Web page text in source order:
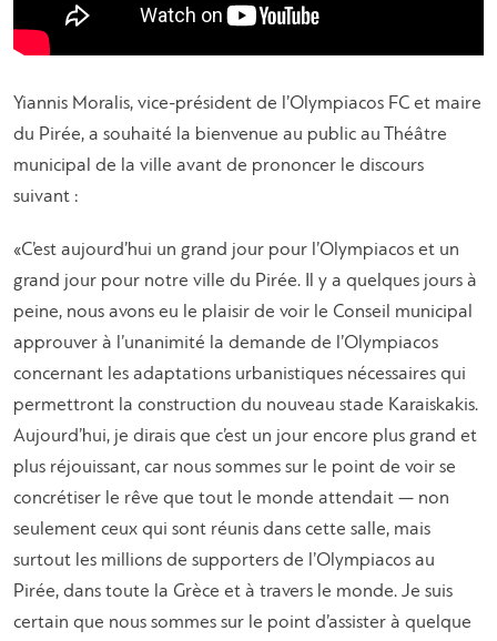
Yiannis Moralis, vice-président de l’Olympiacos FC et maire
du Pirée, a souhaité la bienvenue au public au Théâtre
municipal de la ville avant de prononcer le discours
suivant :
«C’est aujourd’hui un grand jour pour l’Olympiacos et un
grand jour pour notre ville du Pirée. Il y a quelques jours à
peine, nous avons eu le plaisir de voir le Conseil municipal
approuver à l’unanimité la demande de l’Olympiacos
concernant les adaptations urbanistiques nécessaires qui
permettront la construction du nouveau stade Karaiskakis.
Aujourd’hui, je dirais que c’est un jour encore plus grand et
plus réjouissant, car nous sommes sur le point de voir se
concrétiser le rêve que tout le monde attendait — non
seulement ceux qui sont réunis dans cette salle, mais
surtout les millions de supporters de l’Olympiacos au
Pirée, dans toute la Grèce et à travers le monde. Je suis
certain que nous sommes sur le point d’assister à quelque